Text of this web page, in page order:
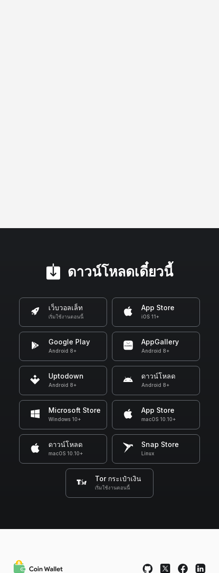
ดาวน์โหลดเดี๋ยวนี้
เว็บวอลเล็ท
เริ่มใช้งานตอนนี้
App Store
iOS 11+
Google Play
Android 8+
AppGallery
Android 8+
Uptodown
Android 8+
ดาวน์โหลด
Android 8+
Microsoft Store
Windows 10+
App Store
macOS 10.10+
ดาวน์โหลด
macOS 10.10+
Snap Store
Linux
Tor กระเป๋าเงิน
เริ่มใช้งานตอนนี้